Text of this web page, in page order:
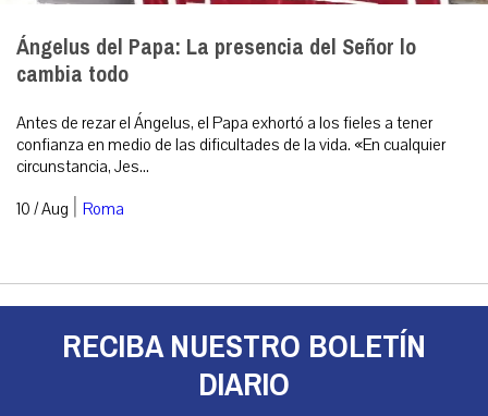
Ángelus del Papa: La presencia del Señor lo
cambia todo
Antes de rezar el Ángelus, el Papa exhortó a los fieles a tener
confianza en medio de las dificultades de la vida. «En cualquier
circunstancia, Jes...
10 / Aug | Roma
RECIBA NUESTRO BOLETÍN
DIARIO